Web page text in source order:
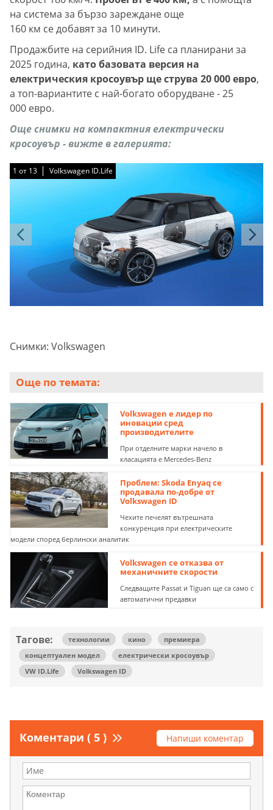
на система за бързо зареждане още
160 км се добавят за 10 минути.
Продажбите на серийния ID. Life са планирани за
2025 година, като базовата версия на
електрическия кросоувър ще струва 20 000 евро,
а топ-вариантите с най-богато оборудване - 25
000 евро.
Още снимки на компактния електрически
кросоувър - вижте в галерията:
1 от 13 Volkswagen ID.Life
1 от 13 Volkswagen ID.Life
1 от 13 Volkswagen ID.Life
1 от 13 Volkswagen ID.Life
1 от 13 Volkswagen ID.Life
1 от 13 Volkswagen ID.Life
1 от 13 Volkswagen ID.Life
1 от 13 Volkswagen ID.Life
1 от 13 Volkswagen ID.Life
1 от 13 Volkswagen ID.Life
1 от 13 Volkswagen ID.Life
1 от 13 Volkswagen ID.Life
1 от 13 Volkswagen ID.Life
Снимки: Volkswagen
Още по темата:
Volkswagen е лидер по
иновации сред
производителите
При отделните марки начело в
класацията е Mercedes-Benz
Проблем: Skoda Enyaq се
продавала по-добре от
Volkswagen ID
Чехите печелят вътрешната
конкуренция при електрическите
модели според берлински аналитик
Volkswagen се отказва от
механичните скорости
Следващите Passat и Tiguan ще са само с
автоматични предавки
Тагове: технологии кино
премиера
концептуален модел
електрически кросоувър
VW ID.Life
Volkswagen ID
Коментари ( 5 ) Напиши коментар